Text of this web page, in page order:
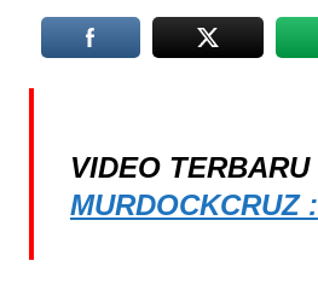
VIDEO TERBARU
MURDOCKCRUZ :